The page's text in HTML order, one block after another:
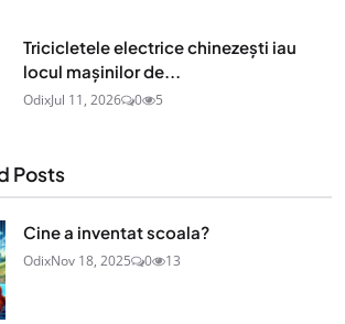
Tricicletele electrice chinezești iau
locul mașinilor de...
OdixJul 11, 2026 0 5
Posts
Cine a inventat scoala?
OdixNov 18, 2025 0 13